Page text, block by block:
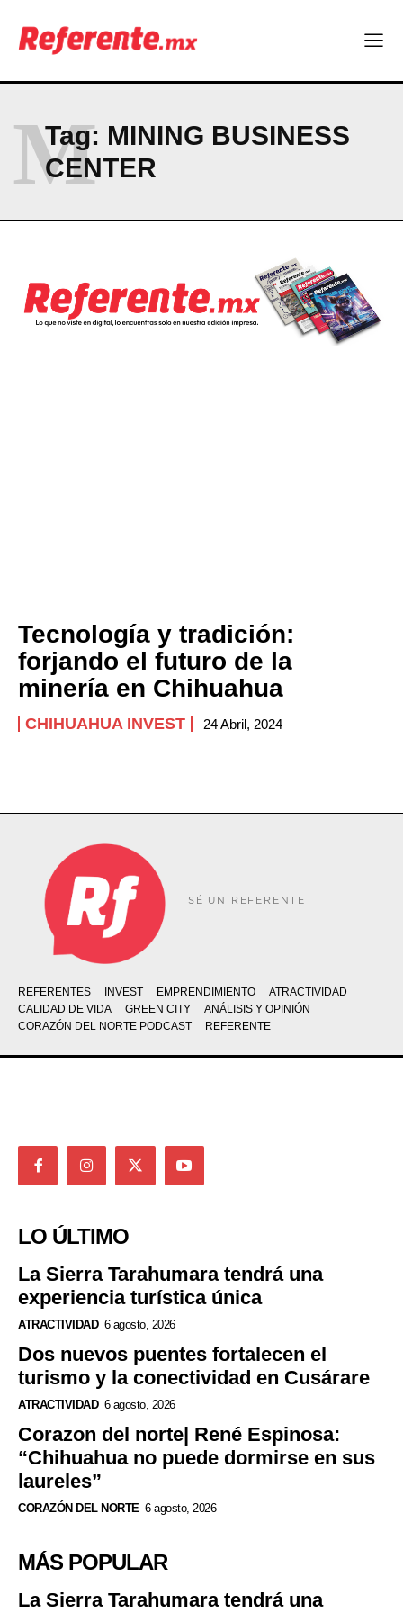
ABOUT
NEWSLETTER
Tag: MINING BUSINESS
CENTER
M
Tecnología y tradición:
forjando el futuro de la
minería en Chihuahua
CHIHUAHUA INVEST 24 Abril, 2024
SÉ UN REFERENTE
REFERENTES INVEST EMPRENDIMIENTO
ATRACTIVIDAD
CALIDAD DE VIDA
GREEN CITY
ANÁLISIS Y OPINIÓN
CORAZÓN DEL NORTE PODCAST
REFERENTE
LO ÚLTIMO
La Sierra Tarahumara tendrá una
experiencia turística única
ATRACTIVIDAD 6 agosto, 2026
Dos nuevos puentes fortalecen el
turismo y la conectividad en Cusárare
ATRACTIVIDAD 6 agosto, 2026
Corazon del norte| René Espinosa:
“Chihuahua no puede dormirse en sus
laureles”
CORAZÓN DEL NORTE 6 agosto, 2026
MÁS POPULAR
La Sierra Tarahumara tendrá una